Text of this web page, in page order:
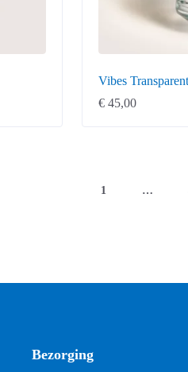
Vibes
€45,00
1 …
Bezorging